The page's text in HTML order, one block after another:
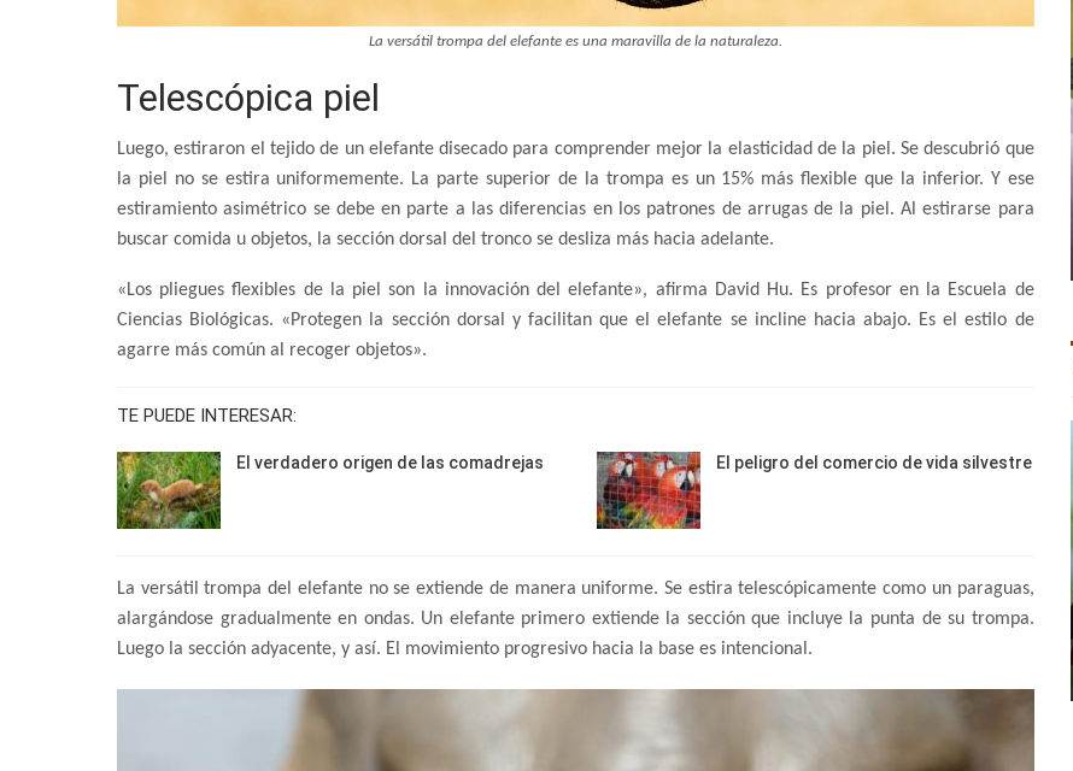
La versátil trompa del elefante es una maravilla de la naturaleza.
Telescópica piel
Luego, estiraron el tejido de un elefante disecado para comprender mejor la elasticidad de la piel. Se descubrió que
la piel no se estira uniformemente. La parte superior de la trompa es un 15% más flexible que la inferior. Y ese
estiramiento asimétrico se debe en parte a las diferencias en los patrones de arrugas de la piel. Al estirarse para
buscar comida u objetos, la sección dorsal del tronco se desliza más hacia adelante.
«Los pliegues flexibles de la piel son la innovación del elefante», afirma David Hu. Es profesor en la Escuela de
Ciencias Biológicas. «Protegen la sección dorsal y facilitan que el elefante se incline hacia abajo. Es el estilo de
agarre más común al recoger objetos».
TE PUEDE INTERESAR:
El verdadero origen de las comadrejas El peligro del comercio de vida silvestre
La versátil trompa del elefante no se extiende de manera uniforme. Se estira telescópicamente como un paraguas,
alargándose gradualmente en ondas. Un elefante primero extiende la sección que incluye la punta de su trompa.
Luego la sección adyacente, y así. El movimiento progresivo hacia la base es intencional.